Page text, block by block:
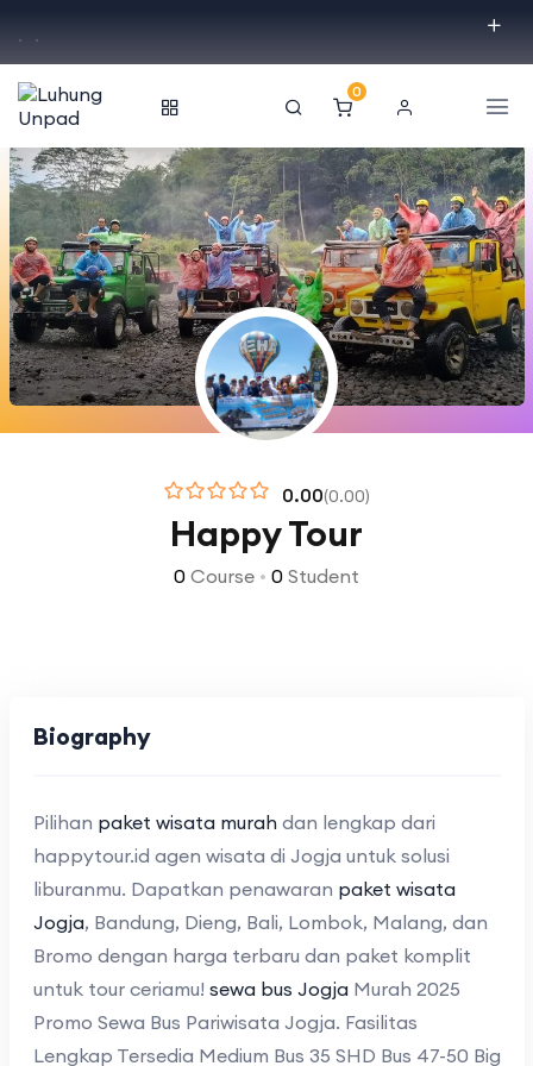
. .
0
0.00(0.00)
Happy Tour
0 Course • 0 Student
Biography
Pilihan paket wisata murahdan lengkap dari
happytour.id agen wisata di Jogja untuk solusi
liburanmu. Dapatkan penawaran paket wisata
Jogja, Bandung, Dieng, Bali, Lombok, Malang, dan
Bromo dengan harga terbaru dan paket komplit
untuk tour ceriamu! sewa bus JogjaMurah 2025
Promo Sewa Bus Pariwisata Jogja. Fasilitas
Lengkap Tersedia Medium Bus 35 SHD Bus 47-50 Big